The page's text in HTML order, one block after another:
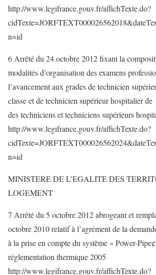
http://www.legifrance.gouv.fr/affichTexte.do?
n=id
6 Arrêté du 24 octobre 2012 fixant la
modalités d’organisation des examens
l’avancement aux grades de technicien
classe et de technicien supérieur hospitalier de
des techniciens et techniciens supérieurs
http://www.legifrance.gouv.fr/affichTexte.do?
n=id
MINISTERE DE L’EGALITE DES
LOGEMENT
7 Arrêté du 5 octobre 2012 abrogeant et
octobre 2010 relatif à l’agrément de la
à la prise en compte du système « Power-
réglementation thermique 2005
http://www.legifrance.gouv.fr/affichTexte.do?